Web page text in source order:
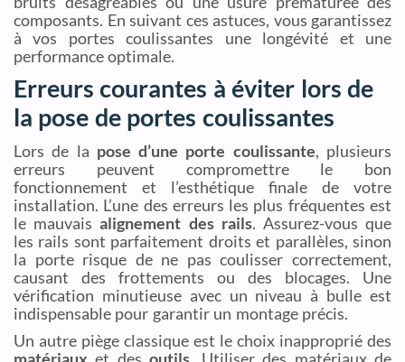
composants. En suivant ces astuces, vous garantissez
à vos portes coulissantes une longévité et une
performance optimale.
Erreurs courantes à éviter lors de
la pose de portes coulissantes
Lors de la pose d’une porte coulissante, plusieurs
erreurs peuvent compromettre le bon
fonctionnement et l’esthétique finale de votre
installation. L’une des erreurs les plus fréquentes est
le mauvaisalignement des rails. Assurez-vous que
les rails sont parfaitement droits et parallèles, sinon
la porte risque de ne pas coulisser correctement,
causant des frottements ou des blocages. Une
vérification minutieuse avec un niveau à bulle est
indispensable pour garantir un montage précis.
Un autre piège classique est le choix inapproprié des